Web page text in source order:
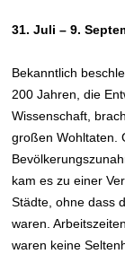
31. Juli – 9.
Bekanntlich
200 Jahren, die
Wissenschaft,
großen Wohltaten.
kam es zu einer
Städte, ohne dass
waren.
waren keine